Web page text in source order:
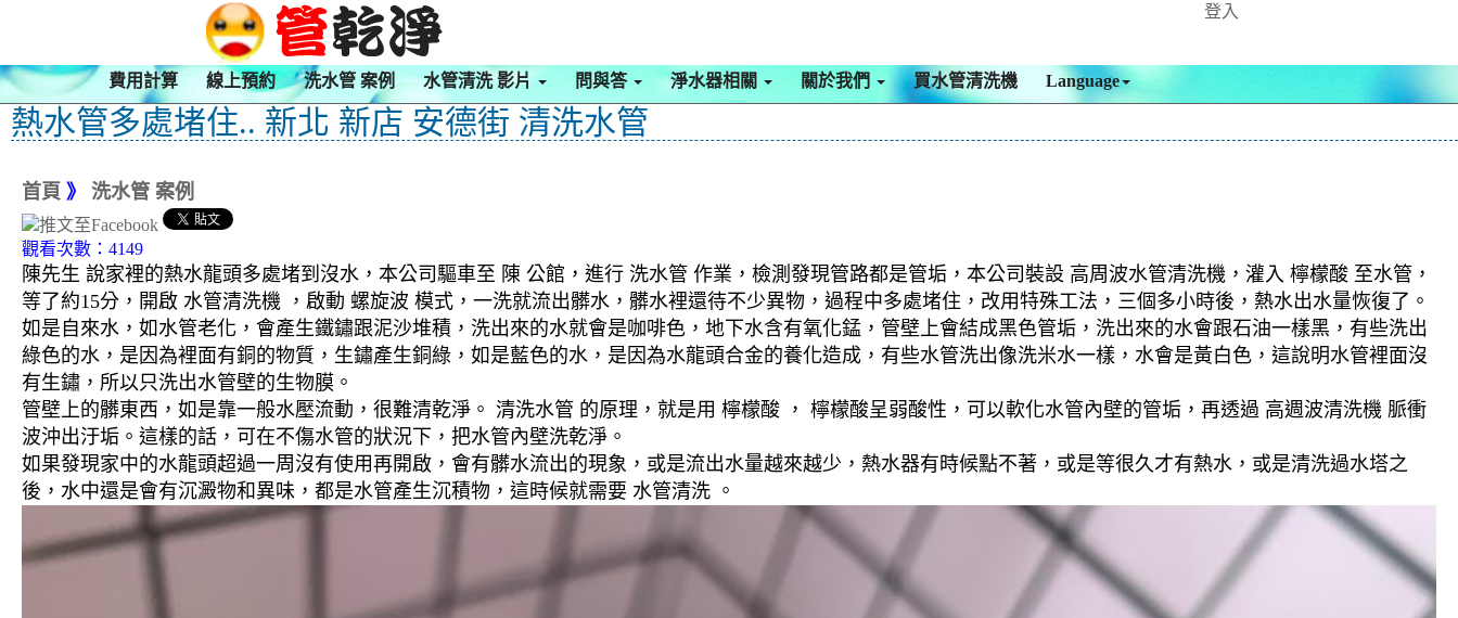
登入
費用計算 線上預約 洗水管 案例 水管清洗 影片 問與答 淨水器相關 關於我們 買水管清洗機 Language
熱水管多處堵住.. 新北 新店 安德街 清洗水管
首頁 》 洗水管 案例
觀看次數：4149
陳先生 說家裡的熱水龍頭多處堵到沒水，本公司驅車至 陳 公館，進行 洗水管 作業，檢測發現管路都是管垢，本公司裝設 高周波水管清洗機，灌入 檸檬酸 至水管，
等了約15分，開啟 水管清洗機 ，啟動 螺旋波 模式，一洗就流出髒水，髒水裡還待不少異物，過程中多處堵住，改用特殊工法，三個多小時後，熱水出水量恢復了。
如是自來水，如水管老化，會產生鐵鏽跟泥沙堆積，洗出來的水就會是咖啡色，地下水含有氧化錳，管壁上會結成黑色管垢，洗出來的水會跟石油一樣黑，有些洗出
綠色的水，是因為裡面有銅的物質，生鏽產生銅綠，如是藍色的水，是因為水龍頭合金的養化造成，有些水管洗出像洗米水一樣，水會是黃白色，這說明水管裡面沒
有生鏽，所以只洗出水管壁的生物膜。
管壁上的髒東西，如是靠一般水壓流動，很難清乾淨。 清洗水管 的原理，就是用 檸檬酸 ， 檸檬酸呈弱酸性，可以軟化水管內壁的管垢，再透過 高週波清洗機 脈衝
波沖出汙垢。這樣的話，可在不傷水管的狀況下，把水管內壁洗乾淨。
如果發現家中的水龍頭超過一周沒有使用再開啟，會有髒水流出的現象，或是流出水量越來越少，熱水器有時候點不著，或是等很久才有熱水，或是清洗過水塔之
後，水中還是會有沉澱物和異味，都是水管產生沉積物，這時候就需要 水管清洗 。